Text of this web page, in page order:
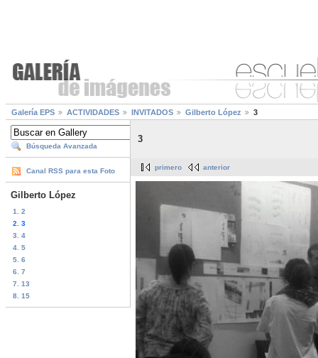
Galería EPS ACTIVIDADES INVITADOS Gilberto López 3
Búsqueda Avanzada
Canal RSS para esta Foto
Gilberto López
1. 2
2. 3
3. 4
4. 5
5. 6
6. 7
7. 13
8. 15
3
primero anterior